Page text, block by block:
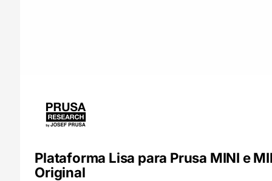
Plataforma Lisa para Prusa MINI e
Original